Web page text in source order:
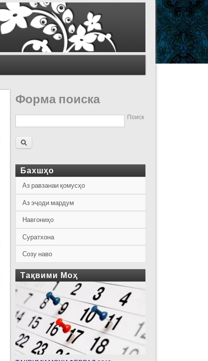
Форма поиска
Поиск
Бахшҳо
Аз равзанаи қомусҳо
Аз эҷоди мардум
Навгониҳо
Суратхона
Созу наво
Тақвими Моҳ